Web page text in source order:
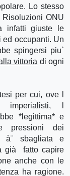
Lo stesso
Risoluzioni ONU
infatti giuste le
occupanti. Un
spingersi piu`
vittoria di ogni
per cui, ove l
imperialisti, l
*legittima* e
pressioni dei
à¨ sbagliata e
già fatto capire
anche con le
ha ragione.